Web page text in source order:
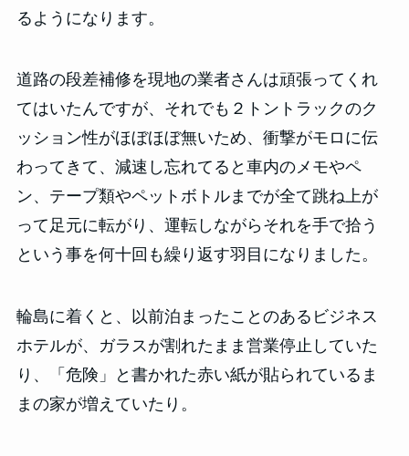
るようになります。
道路の段差補修を現地の業者さんは頑張ってくれ
てはいたんですが、それでも２トントラックのク
ッション性がほぼほぼ無いため、衝撃がモロに伝
わってきて、減速し忘れてると車内のメモやペ
ン、テープ類やペットボトルまでが全て跳ね上が
って足元に転がり、運転しながらそれを手で拾う
という事を何十回も繰り返す羽目になりました。
輪島に着くと、以前泊まったことのあるビジネス
ホテルが、ガラスが割れたまま営業停止していた
り、「危険」と書かれた赤い紙が貼られているま
まの家が増えていたり。